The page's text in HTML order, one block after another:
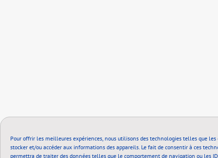
Pour offrir les meilleures expériences, nous utilisons des technologies telles que les
stocker et/ou accéder aux informations des appareils. Le fait de consentir à ces
permettra de traiter des données telles que le comportement de navigation ou les